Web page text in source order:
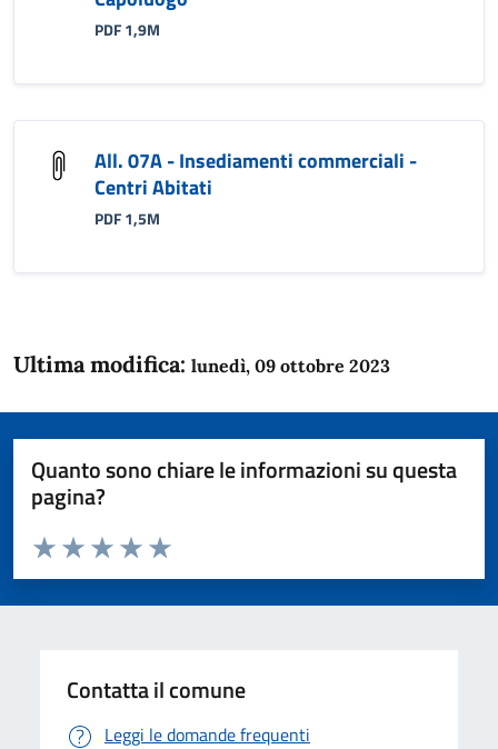
PDF 1,9M
All. 07A - Insediamenti commerciali -
Centri Abitati
PDF 1,5M
Ultima modifica: lunedì, 09 ottobre 2023
Quanto sono chiare le informazioni su questa
pagina?
Domanda
Valuta da 1 a 5 stelle la pagina
Valuta 5 stelle su 5
Valuta 4 stelle su 5
Valuta 3 stelle su 5
Valuta 2 stelle su 5
Valuta 1 stelle su 5
Contatta il comune
Leggi le domande frequenti